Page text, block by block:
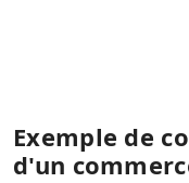
Exemple de
d'un